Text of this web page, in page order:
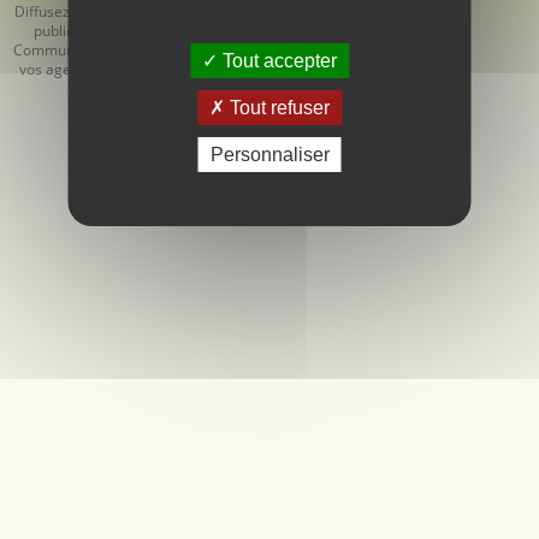
Diffusez votre
publicité
Communiquez
vos agendas
Tout accepter
Tout refuser
Personnaliser